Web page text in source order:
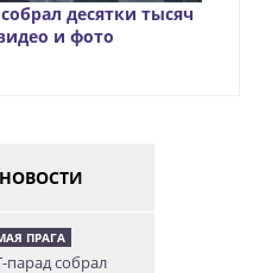
десятки тысяч
и фото
ПРАГА
собрал